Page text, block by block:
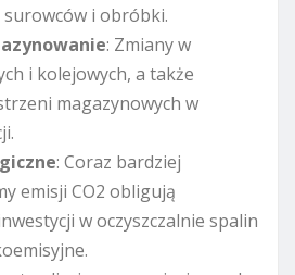
i obróbki.
: Zmiany w
i kolejowych, a także
magazynowych w
: Coraz bardziej
emisji CO2 obligują
w oczyszczalnie spalin